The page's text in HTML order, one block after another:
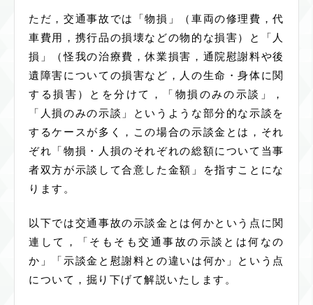
ただ，交通事故では「物損」（車両の修理費，代
車費用，携行品の損壊などの物的な損害）と「人
損」（怪我の治療費，休業損害，通院慰謝料や後
遺障害についての損害など，人の生命・身体に関
する損害）とを分けて，「物損のみの示談」，
「人損のみの示談」というような部分的な示談を
するケースが多く，この場合の示談金とは，それ
ぞれ「物損・人損のそれぞれの総額について当事
者双方が示談して合意した金額」を指すことにな
ります。
以下では交通事故の示談金とは何かという点に関
連して，「そもそも交通事故の示談とは何なの
か」「示談金と慰謝料との違いは何か」という点
について，掘り下げて解説いたします。